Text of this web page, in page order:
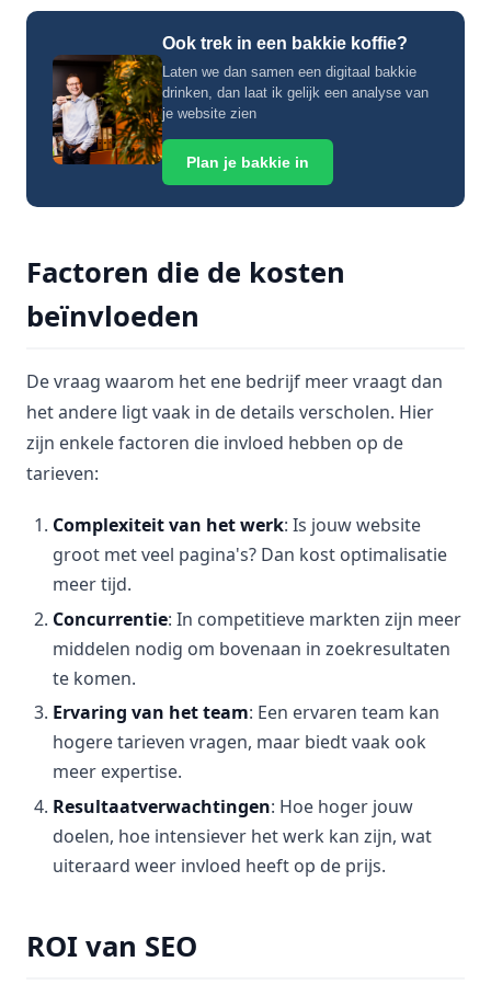
Ook trek in een bakkie koffie?
Laten we dan samen een digitaal bakkie
drinken, dan laat ik gelijk een analyse van
je website zien
Plan je bakkie in
Factoren die de kosten
beïnvloeden
De vraag waarom het ene bedrijf meer vraagt dan
het andere ligt vaak in de details verscholen. Hier
zijn enkele factoren die invloed hebben op de
tarieven:
Complexiteit van het werk: Is jouw website
groot met veel pagina's? Dan kost optimalisatie
meer tijd.
Concurrentie: In competitieve markten zijn meer
middelen nodig om bovenaan in zoekresultaten
te komen.
Ervaring van het team: Een ervaren team kan
hogere tarieven vragen, maar biedt vaak ook
meer expertise.
Resultaatverwachtingen: Hoe hoger jouw
doelen, hoe intensiever het werk kan zijn, wat
uiteraard weer invloed heeft op de prijs.
ROI van SEO